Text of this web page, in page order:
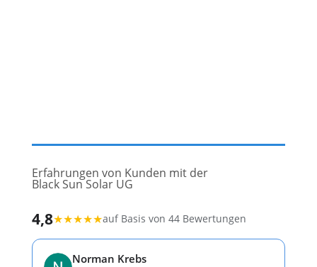
Erfahrungen von Kunden mit der
Black Sun Solar UG
4,8★★★★★auf Basis von 44 Bewertungen
Norman Krebs